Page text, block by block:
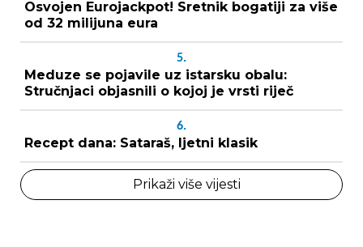
Osvojen Eurojackpot! Sretnik bogatiji za više
od 32 milijuna eura
5.
Meduze se pojavile uz istarsku obalu:
Stručnjaci objasnili o kojoj je vrsti riječ
6.
Recept dana: Sataraš, ljetni klasik
Prikaži više vijesti